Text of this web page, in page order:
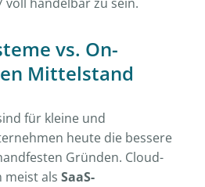
vs. On-
Mittelstand
für kleine und
heute die bessere
Gründen. Cloud-
meist als SaaS-